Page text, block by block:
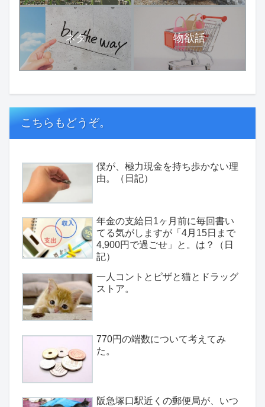
ネタ 物欲話
こちらもどうぞ。
僕が、極力現金を持ち歩かない理
由。（日記）
年金の支給日1ヶ月前に毎回書い
てる気がしますが「4月15日まで
4,900円で過ごせ」と。は？（日
記）
一人コントとピザと猫とドラッグ
ストア。
770円の端数について考えてみ
た。
阪急塚口駅近くの郵便局が、いつ